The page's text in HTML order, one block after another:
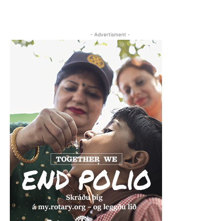
- Advertisment -